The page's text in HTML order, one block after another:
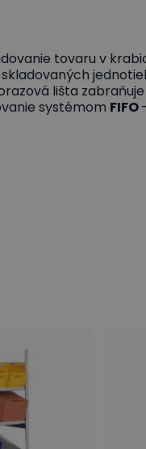
tovaru v
lišta zabraňuje
systémom FIFO